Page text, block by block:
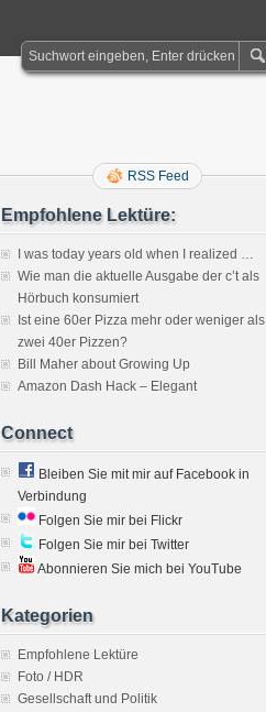
RSS Feed
Empfohlene Lektüre:
I was today years old when I realized …
Wie man die aktuelle Ausgabe der c’t als
Hörbuch konsumiert
Ist eine 60er Pizza mehr oder weniger als
zwei 40er Pizzen?
Bill Maher about Growing Up
Amazon Dash Hack – Elegant
Connect
Bleiben Sie mit mir auf Facebook in
Verbindung
Folgen Sie mir bei Flickr
Folgen Sie mir bei Twitter
Abonnieren Sie mich bei YouTube
Kategorien
Empfohlene Lektüre
Foto / HDR
Gesellschaft und Politik